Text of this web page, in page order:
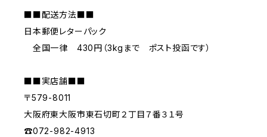
■■配送方法■■
日本郵便レターパック
全国一律 430円（3kgまで ポスト投函です）
■■実店舗■■
〒579-8011
大阪府東大阪市東石切町２丁目７番３１号
☎︎072-982-4913